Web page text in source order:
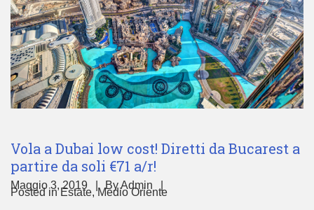
Vola a Dubai low cost! Diretti da Bucarest a
partire da soli €71 a/r!
Maggio 3, 2019 ByAdmin
Posted in Estate,Medio Oriente